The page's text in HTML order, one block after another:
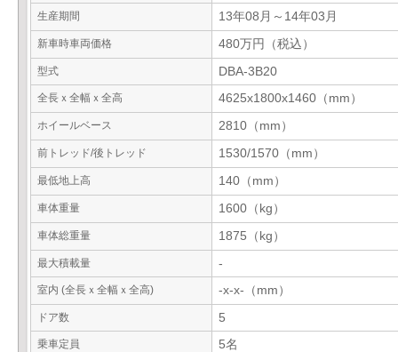
生産期間 13年08月～14年03月
新車時車両価格 480万円（税込）
型式 DBA-3B20
全長ｘ全幅ｘ全高 4625x1800x1460（mm）
ホイールベース 2810（mm）
前トレッド/後トレッド 1530/1570（mm）
最低地上高 140（mm）
車体重量 1600（kg）
車体総重量 1875（kg）
最大積載量 -
室内 (全長ｘ全幅ｘ全高) -x-x-（mm）
ドア数 5
乗車定員 5名